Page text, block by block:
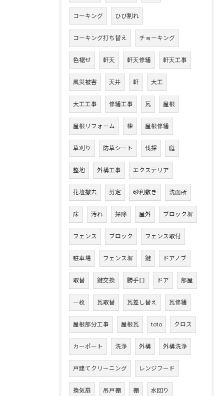
コーキング ひび割れ
コーキング打ち替え チョーキング
色褪せ 軒天 軒天修繕 軒天工事
風災被害 天井 軒 大工
大工工事 修繕工事 瓦 屋根
屋根リフォーム 棟 屋根修繕
草刈り 防草シート 伐採 庭
整地 外構工事 エクステリア
花壇撤去 剪定 砂利敷き 洗面所
床 汚れ 掃除 屋外 ブロック塀
フェンス ブロック フェンス取付
駐車場 フェンス塀 鍵 ドアノブ
取替 鍵交換 勝手口 ドア 部屋
一枚 瓦取替 瓦差し替え 瓦修繕
屋根部分工事 屋根瓦 toto クロス
カーポート 洗浄 外構 外構洗浄
戸建てクリーニング レンジフード
換気扇 吊戸棚 棚 水回り